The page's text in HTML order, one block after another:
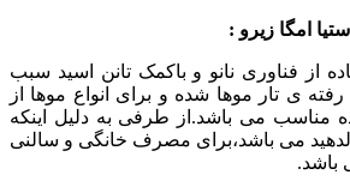
امگا زیرو :
از فناوری نانو و باکمک تانن اسید سبب
ی تار موها شده و برای انواع موها از
مناسب می باشد.از طرفی به دلیل اینکه
می باشد،برای مصرف خانگی و سالنی
باشد.